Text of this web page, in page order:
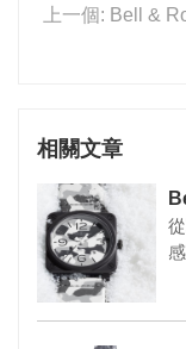
相關文章